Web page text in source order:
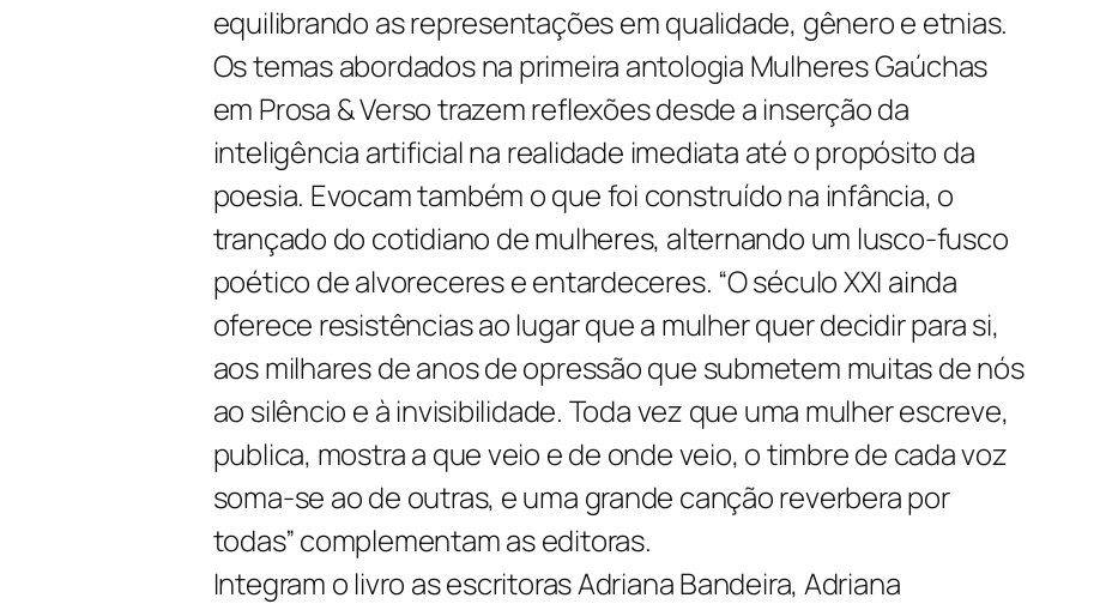
equilibrando as representações em qualidade, gênero e etnias.
Os temas abordados na primeira antologia Mulheres Gaúchas
em Prosa & Verso trazem reflexões desde a inserção da
inteligência artificial na realidade imediata até o propósito da
poesia. Evocam também o que foi construído na infância, o
trançado do cotidiano de mulheres, alternando um lusco-fusco
poético de alvoreceres e entardeceres. “O século XXI ainda
oferece resistências ao lugar que a mulher quer decidir para si,
aos milhares de anos de opressão que submetem muitas de nós
ao silêncio e à invisibilidade. Toda vez que uma mulher escreve,
publica, mostra a que veio e de onde veio, o timbre de cada voz
soma-se ao de outras, e uma grande canção reverbera por
todas” complementam as editoras.
Integram o livro as escritoras Adriana Bandeira, Adriana